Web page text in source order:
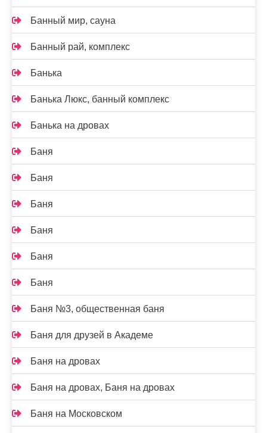
Банный мир, сауна
Банный рай, комплекс
Банька
Банька Люкс, банный комплекс
Банька на дровах
Баня
Баня
Баня
Баня
Баня
Баня
Баня №3, общественная баня
Баня для друзей в Академе
Баня на дровах
Баня на дровах, Баня на дровах
Баня на Московском